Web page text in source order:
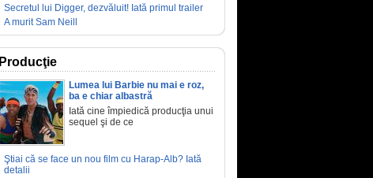
Secretul lui Digger, dezvăluit! Iată primul trailer
A murit Sam Neill
Producţie
Lumea lui Barbie nu mai e roz,
ba e chiar albastră
Iată cine împiedică producţia unui
sequel şi de ce
Ştiai că se face un nou film cu Harap-Alb? Iată
detalii